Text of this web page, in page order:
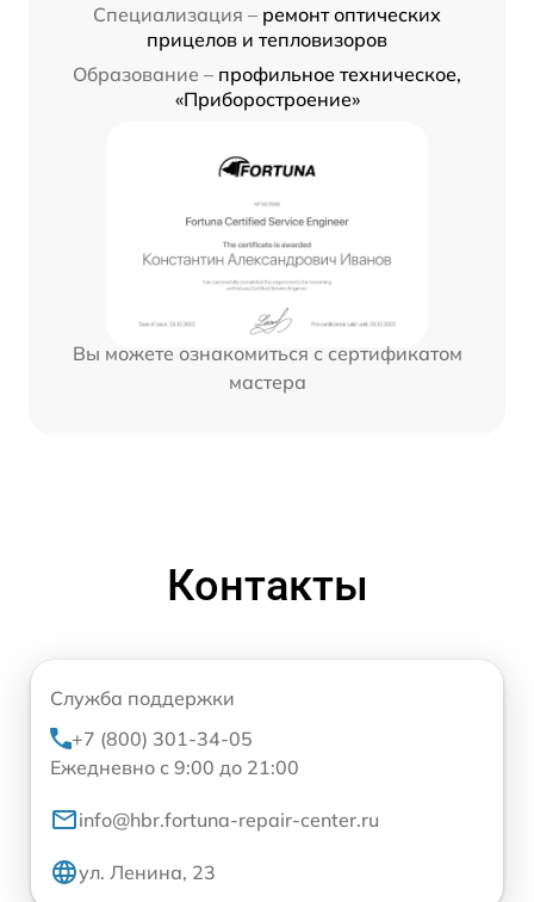
Специализация – ремонт оптических
прицелов и тепловизоров
Образование – профильное техническое,
«Приборостроение»
Вы можете ознакомиться с сертификатом
мастера
Контакты
Служба поддержки
+7 (800) 301-34-05
Ежедневно с 9:00 до 21:00
info@hbr.fortuna-repair-center.ru
ул. Ленина, 23